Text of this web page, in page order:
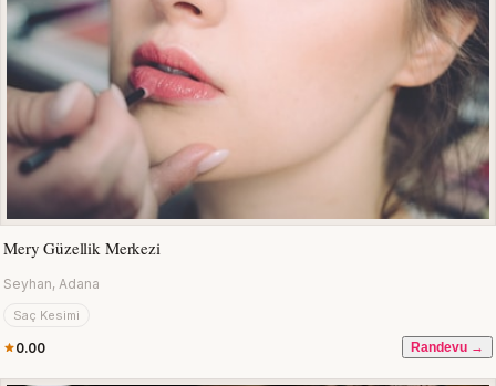
Mery Güzellik Merkezi
Seyhan, Adana
Saç Kesimi
0.00 Randevu →